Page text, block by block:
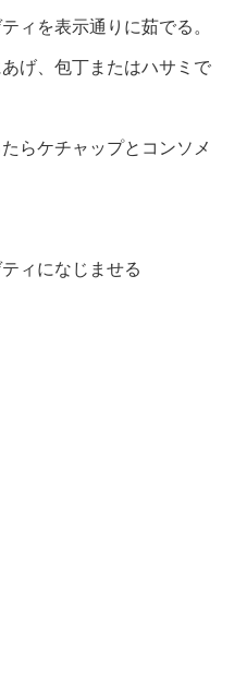
ィを表示通りに茹でる。
げ、包丁またはハサミで
らケチャップとコンソメ
ィになじませる